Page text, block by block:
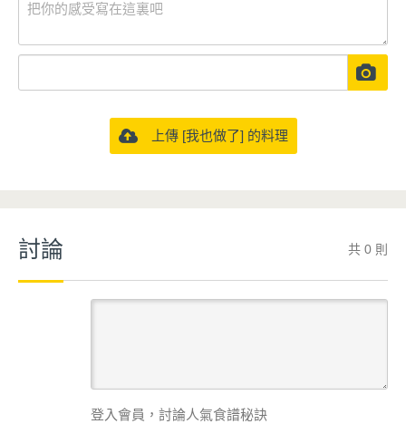
上傳 [我也做了] 的料理
討論 共 0 則
登入會員，討論人氣食譜秘訣